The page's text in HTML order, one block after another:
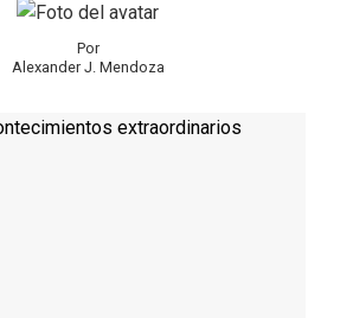
Por
Alexander J. Mendoza